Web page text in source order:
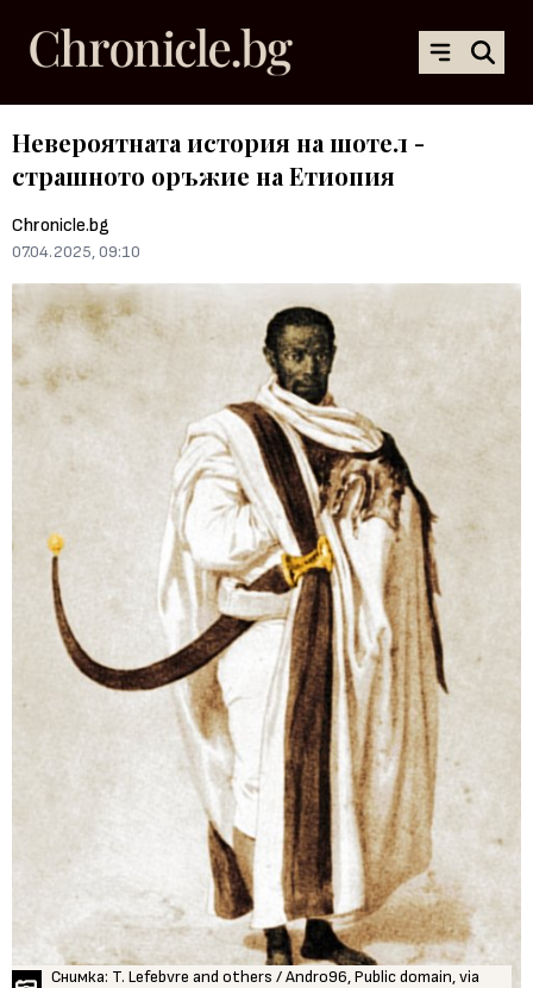
Невероятната история на шотел -
страшното оръжие на Етиопия
Chronicle.bg
07.04.2025, 09:10
Снимка: T. Lefebvre and others / Andro96, Public domain, via